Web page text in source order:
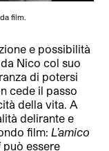
film.
e possibilità
Nico col suo
di potersi
cede il passo
della vita. A
delirante e
film: L’amico
può essere